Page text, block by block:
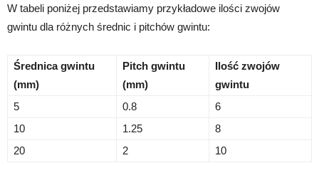
W tabeli poniżej przedstawiamy przykładowe ilości zwojów
gwintu dla różnych średnic i pitchów gwintu:
Średnica gwintu
(mm)
Pitch gwintu
(mm)
Ilość zwojów
gwintu
5
0.8
6
10
1.25
8
20
2 10